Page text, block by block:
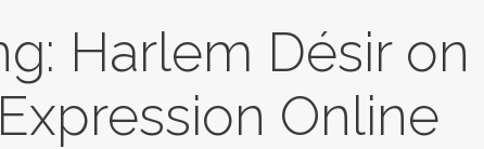
Harlem Désir
Online